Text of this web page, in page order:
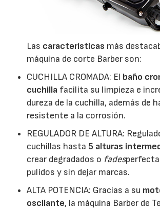
Las características más
máquina de corte Barber son:
CUCHILLA CROMADA: El baño
cuchilla facilita su limpieza e
dureza de la cuchilla, además de
resistente a la corrosión.
REGULADOR DE ALTURA:
cuchillas hasta 5 alturas
crear degradados o fades
pulidos y sin dejar marcas.
ALTA POTENCIA: Gracias a su
oscilante, la máquina Barber de